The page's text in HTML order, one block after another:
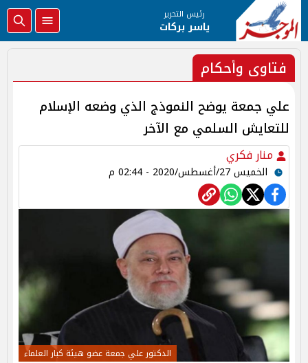
رئيس التحرير
ياسر بركات
فتاوى وأحكام
علي جمعة يوضح النموذج الذي وضعه الإسلام
للتعايش السلمي مع الآخر
منار فكري
الخميس 27/أغسطس/2020 - 02:44 م
الدكتور علي جمعة عضو هيئة كبار العلماء